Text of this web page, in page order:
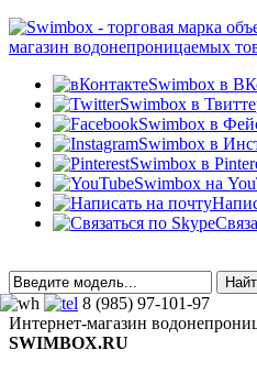
магазин водонепроницаемых
Swimbox в
Swimbox в
Swimbox в
Swimbox в
Swimbox в
Swimbox на
8 (985) 97-101-97
Интернет-магазин
SWIMBOX.RU